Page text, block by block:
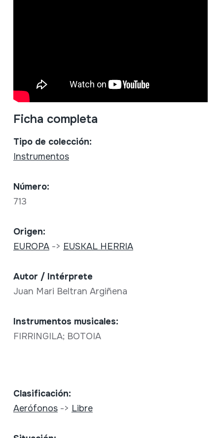
Ficha completa
Tipo de colección:
Instrumentos
Número:
713
Origen:
EUROPA-> EUSKAL HERRIA
Autor / Intérprete
Juan Mari Beltran Argiñena
Instrumentos musicales:
FIRRINGILA; BOTOIA
Clasificación:
Aerófonos-> Libre